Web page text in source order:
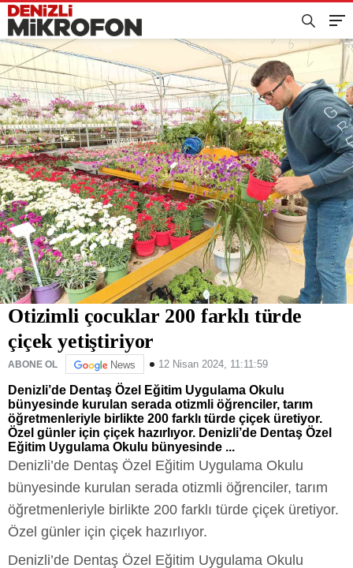
Otizimli çocuklar 200 farklı türde
çiçek yetiştiriyor
ABONE OL News 12 Nisan 2024, 11:11:59
Denizli’de Dentaş Özel Eğitim Uygulama Okulu
bünyesinde kurulan serada otizmli öğrenciler, tarım
öğretmenleriyle birlikte 200 farklı türde çiçek üretiyor.
Özel günler için çiçek hazırlıyor. Denizli’de Dentaş Özel
Eğitim Uygulama Okulu bünyesinde ...
Denizli’de Dentaş Özel Eğitim Uygulama Okulu
bünyesinde kurulan serada otizmli öğrenciler, tarım
öğretmenleriyle birlikte 200 farklı türde çiçek üretiyor.
Özel günler için çiçek hazırlıyor.
Denizli’de Dentaş Özel Eğitim Uygulama Okulu